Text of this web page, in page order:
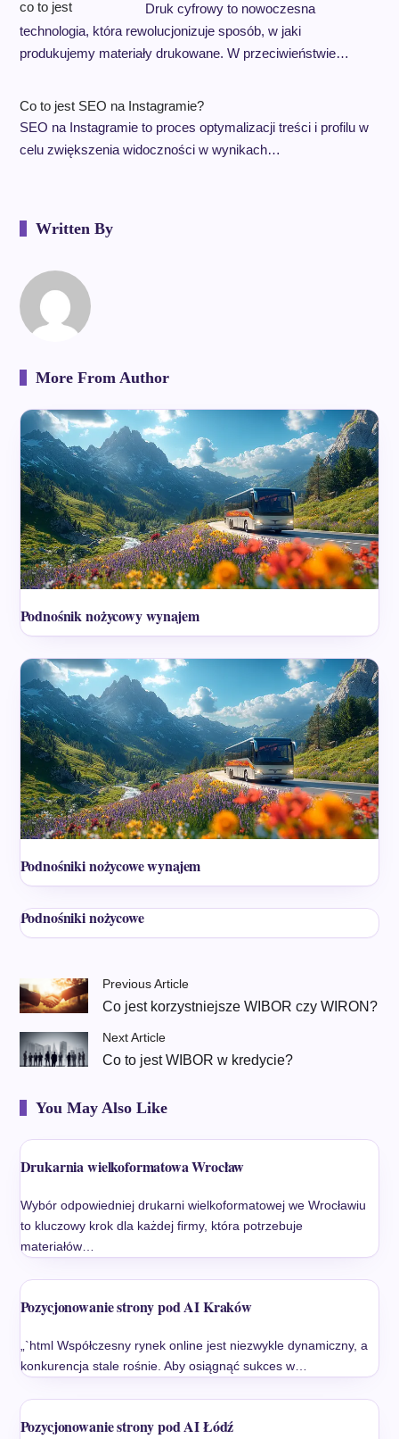
Druk cyfrowy to nowoczesna
technologia, która rewolucjonizuje sposób, w jaki
produkujemy materiały drukowane. W przeciwieństwie…
Co to jest SEO na Instagramie?
SEO na Instagramie to proces optymalizacji treści i profilu w
celu zwiększenia widoczności w wynikach…
Written By
More From Author
Podnośnik nożycowy wynajem
Podnośniki nożycowe wynajem
Podnośniki nożycowe
Previous Article
Co jest korzystniejsze WIBOR czy WIRON?
Next Article
Co to jest WIBOR w kredycie?
You May Also Like
Drukarnia wielkoformatowa Wrocław
Wybór odpowiedniej drukarni wielkoformatowej we Wrocławiu
to kluczowy krok dla każdej firmy, która potrzebuje
materiałów…
Pozycjonowanie strony pod AI Kraków
„`html Współczesny rynek online jest niezwykle dynamiczny, a
konkurencja stale rośnie. Aby osiągnąć sukces w…
Pozycjonowanie strony pod AI Łódź